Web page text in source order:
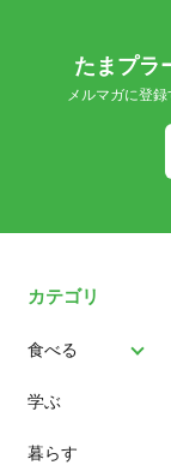
たまプラ
メルマガに登
カテゴリ
食べる
パン
スイーツ
学ぶ
暮らす